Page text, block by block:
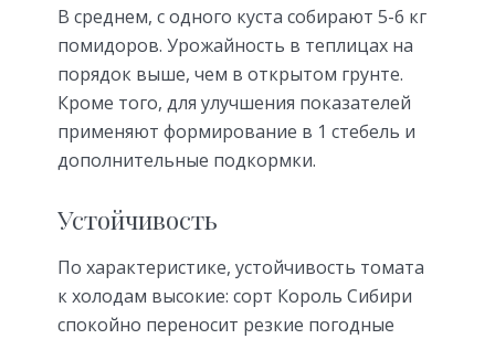
В среднем, с одного куста собирают 5-6 кг
помидоров. Урожайность в теплицах на
порядок выше, чем в открытом грунте.
Кроме того, для улучшения показателей
применяют формирование в 1 стебель и
дополнительные подкормки.
Устойчивость
По характеристике, устойчивость томата
к холодам высокие: сорт Король Сибири
спокойно переносит резкие погодные